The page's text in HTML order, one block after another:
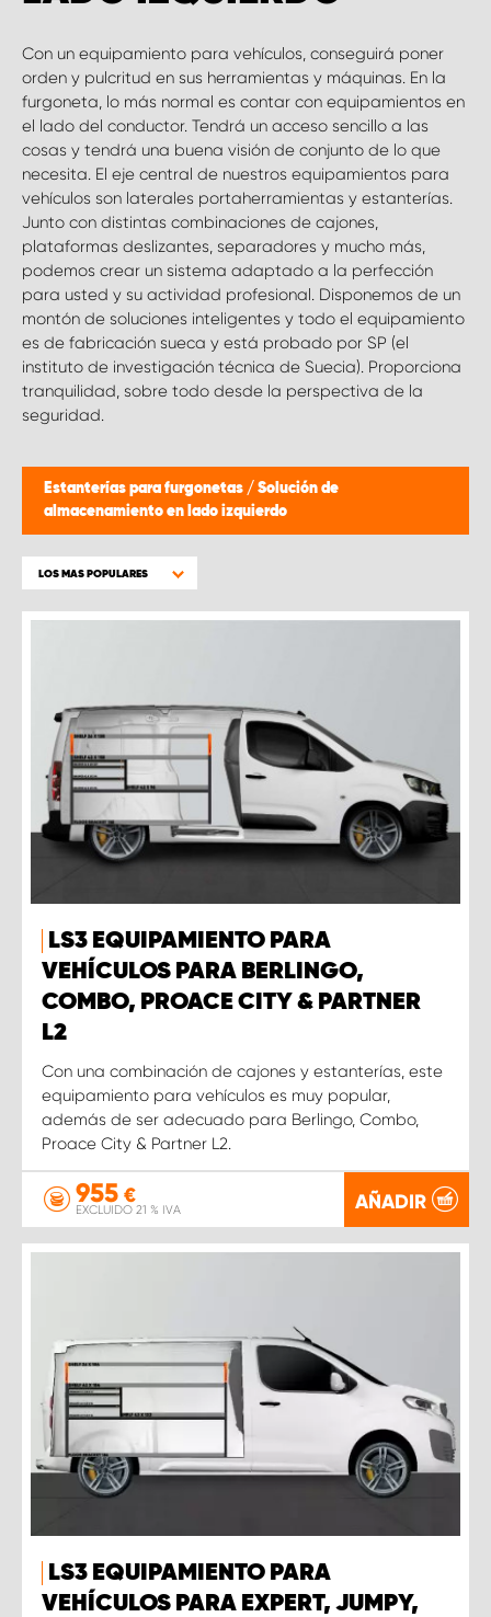
Con un equipamiento para vehículos, conseguirá poner
orden y pulcritud en sus herramientas y máquinas. En la
furgoneta, lo más normal es contar con equipamientos en
el lado del conductor. Tendrá un acceso sencillo a las
cosas y tendrá una buena visión de conjunto de lo que
necesita. El eje central de nuestros equipamientos para
vehículos son laterales portaherramientas y estanterías.
Junto con distintas combinaciones de cajones,
plataformas deslizantes, separadores y mucho más,
podemos crear un sistema adaptado a la perfección
para usted y su actividad profesional. Disponemos de un
montón de soluciones inteligentes y todo el equipamiento
es de fabricación sueca y está probado por SP (el
instituto de investigación técnica de Suecia). Proporciona
tranquilidad, sobre todo desde la perspectiva de la
seguridad.
Estanterías para furgonetas / Solución de
almacenamiento en lado izquierdo
LOS MAS POPULARES
LS3 EQUIPAMIENTO PARA
VEHÍCULOS PARA BERLINGO,
COMBO, PROACE CITY & PARTNER
L2
Con una combinación de cajones y estanterías, este
equipamiento para vehículos es muy popular,
además de ser adecuado para Berlingo, Combo,
Proace City & Partner L2.
955 €
EXCLUIDO 21 % IVA AÑADIR
LS3 EQUIPAMIENTO PARA
VEHÍCULOS PARA EXPERT, JUMPY,